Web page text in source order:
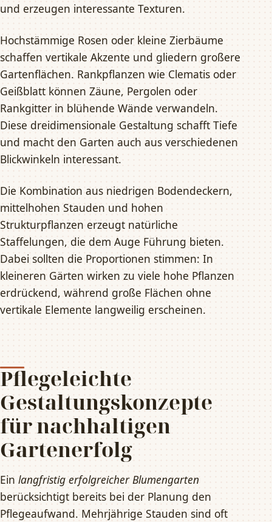
und erzeugen interessante Texturen.
Hochstämmige Rosen oder kleine Zierbäume
schaffen vertikale Akzente und gliedern großere
Gartenflächen. Rankpflanzen wie Clematis oder
Geißblatt können Zäune, Pergolen oder
Rankgitter in blühende Wände verwandeln.
Diese dreidimensionale Gestaltung schafft Tiefe
und macht den Garten auch aus verschiedenen
Blickwinkeln interessant.
Die Kombination aus niedrigen Bodendeckern,
mittelhohen Stauden und hohen
Strukturpflanzen erzeugt natürliche
Staffelungen, die dem Auge Führung bieten.
Dabei sollten die Proportionen stimmen: In
kleineren Gärten wirken zu viele hohe Pflanzen
erdrückend, während große Flächen ohne
vertikale Elemente langweilig erscheinen.
Pflegeleichte
Gestaltungskonzepte
für nachhaltigen
Gartenerfolg
Ein langfristig erfolgreicher Blumengarten
berücksichtigt bereits bei der Planung den
Pflegeaufwand. Mehrjährige Stauden sind oft